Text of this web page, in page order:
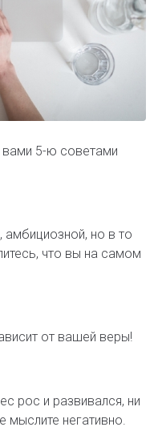
вами 5-ю советами
но в то
что вы на самом
от вашей веры!
рос и развивался, ни
мыслите негативно.